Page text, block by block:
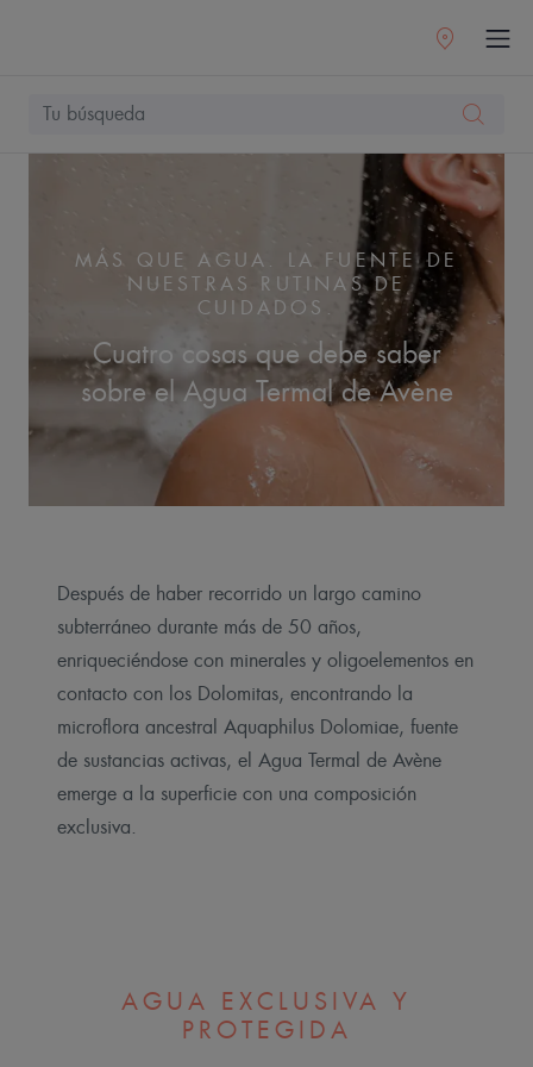
MÁS QUE AGUA. LA FUENTE DE
NUESTRAS RUTINAS DE
CUIDADOS.
Cuatro cosas que debe saber
sobre el Agua Termal de Avène
Después de haber recorrido un largo camino
subterráneo durante más de 50 años,
enriqueciéndose con minerales y oligoelementos en
contacto con los Dolomitas, encontrando la
microflora ancestral Aquaphilus Dolomiae, fuente
de sustancias activas, el Agua Termal de Avène
emerge a la superficie con una composición
exclusiva.
AGUA EXCLUSIVA Y
PROTEGIDA